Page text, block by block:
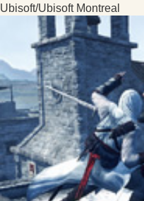
Ubisoft/Ubisoft Montreal